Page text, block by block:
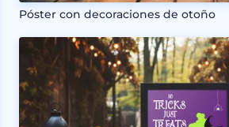
Póster con decoraciones de otoño